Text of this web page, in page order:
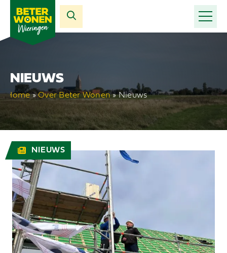
NIEUWS
Home»Over Beter Wonen»Nieuws
NIEUWS